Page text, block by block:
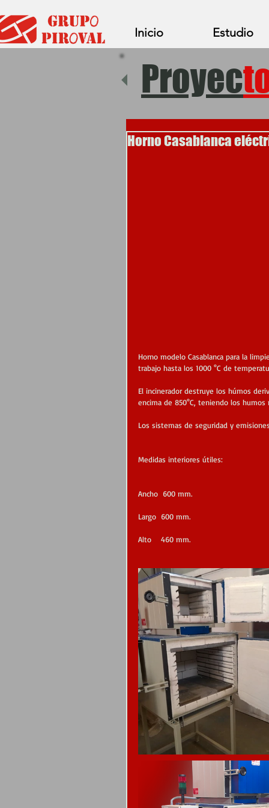
Inicio Estudio
Proyec
Horno Casablanca
Horno modelo Casablanca para la
trabajo hasta los 1000 °C de
El incinerador destruye los húmos
encima de 850°C, teniendo los
Los sistemas de seguridad y
Medidas interiores útiles:
Ancho  600 mm.
Largo  600 mm.
Alto    460 mm.